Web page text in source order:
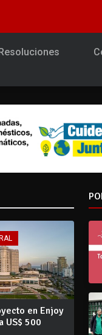
en Enjoy
US$ 500